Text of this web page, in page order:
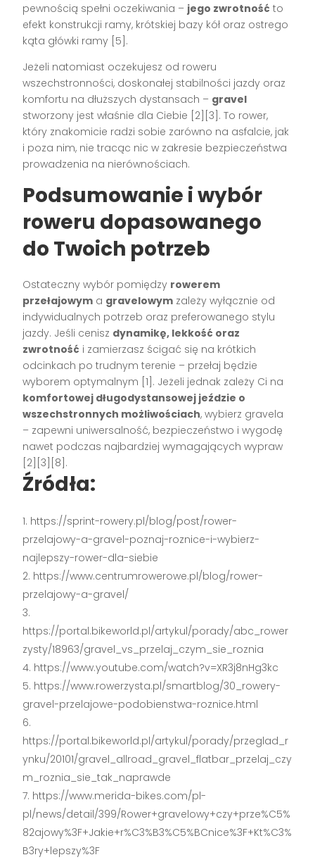
pewnością spełni oczekiwania – jego zwrotność to
efekt konstrukcji ramy, krótskiej bazy kół oraz ostrego
kąta główki ramy [5].
Jeżeli natomiast oczekujesz od roweru
wszechstronności, doskonałej stabilności jazdy oraz
komfortu na dłuższych dystansach – gravel
stworzony jest właśnie dla Ciebie [2][3]. To rower,
który znakomicie radzi sobie zarówno na asfalcie, jak
i poza nim, nie tracąc nic w zakresie bezpieczeństwa
prowadzenia na nierównościach.
Podsumowanie i wybór
roweru dopasowanego
do Twoich potrzeb
Ostateczny wybór pomiędzy rowerem
przełajowym a gravelowym zależy wyłącznie od
indywidualnych potrzeb oraz preferowanego stylu
jazdy. Jeśli cenisz dynamikę, lekkość oraz
zwrotność i zamierzasz ścigać się na krótkich
odcinkach po trudnym terenie – przełaj będzie
wyborem optymalnym [1]. Jeżeli jednak zależy Ci na
komfortowej długodystansowej jeździe o
wszechstronnych możliwościach, wybierz gravela
– zapewni uniwersalność, bezpieczeństwo i wygodę
nawet podczas najbardziej wymagających wypraw
[2][3][8].
Źródła:
https://sprint-rowery.pl/blog/post/rower-
przelajowy-a-gravel-poznaj-roznice-i-wybierz-
najlepszy-rower-dla-siebie
https://www.centrumrowerowe.pl/blog/rower-
przelajowy-a-gravel/
https://portal.bikeworld.pl/artykul/porady/abc_rower
zysty/18963/gravel_vs_przelaj_czym_sie_roznia
https://www.youtube.com/watch?v=XR3j8nHg3kc
https://www.rowerzysta.pl/smartblog/30_rowery-
gravel-przelajowe-podobienstwa-roznice.html
https://portal.bikeworld.pl/artykul/porady/przeglad_r
ynku/20101/gravel_allroad_gravel_flatbar_przelaj_czy
m_roznia_sie_tak_naprawde
https://www.merida-bikes.com/pl-
pl/news/detail/399/Rower+gravelowy+czy+prze%C5%
82ajowy%3F+Jakie+r%C3%B3%C5%BCnice%3F+Kt%C3%
B3ry+lepszy%3F